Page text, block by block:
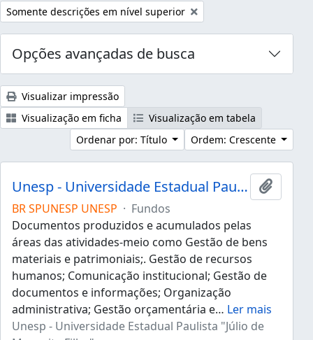
Remover filtro:
Somente descrições em nível superior
Opções avançadas de busca
Visualizar impressão
Visualização em ficha
Visualização em tabela
Ordenar por: Título
Ordem: Crescente
Unesp - Universidade Estadual Paulista "Júlio de Mesquita Filho"
BR SPUNESP UNESP · Fundos
Documentos produzidos e acumulados pelas
áreas das atividades-meio como Gestão de bens
materiais e patrimoniais;. Gestão de recursos
humanos; Comunicação institucional; Gestão de
documentos e informações; Organização
administrativa; Gestão orçamentária e… Ler mais
Unesp - Universidade Estadual Paulista "Júlio de